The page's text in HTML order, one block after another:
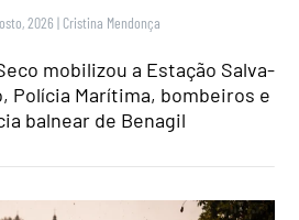
2026 | Cristina Mendonça
mobilizou a Estação Salva-
Polícia Marítima, bombeiros e
balnear de Benagil